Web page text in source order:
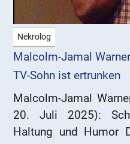
Nekrolog
Malcolm-Jamal
TV-Sohn ist ertrunken
Malcolm-Jamal
20. Juli 2025):
Haltung und Humor